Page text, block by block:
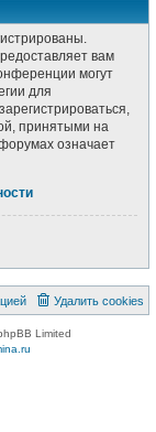
вам
могут
для
принятыми на
означает
Удалить cookies
Limited